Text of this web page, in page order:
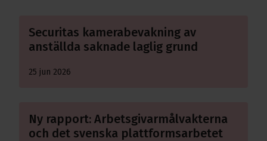
Securitas kamerabevakning av
anställda saknade laglig grund
25 jun 2026
Ny rapport: Arbetsgivarmålvakterna
och det svenska plattformsarbetet